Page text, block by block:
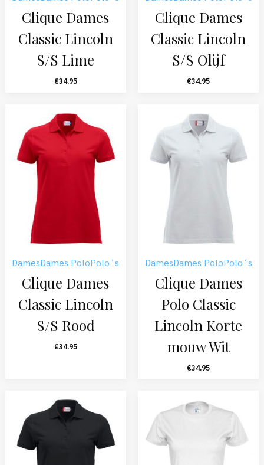
Clique Dames
Classic Lincoln
S/S Lime
€34.95
Clique Dames
Classic Lincoln
S/S Olijf
€34.95
DamesDames PoloPolo´s
Clique Dames
Classic Lincoln
S/S Rood
€34.95
DamesDames PoloPolo´s
Clique Dames
Polo Classic
Lincoln Korte
mouw Wit
€34.95